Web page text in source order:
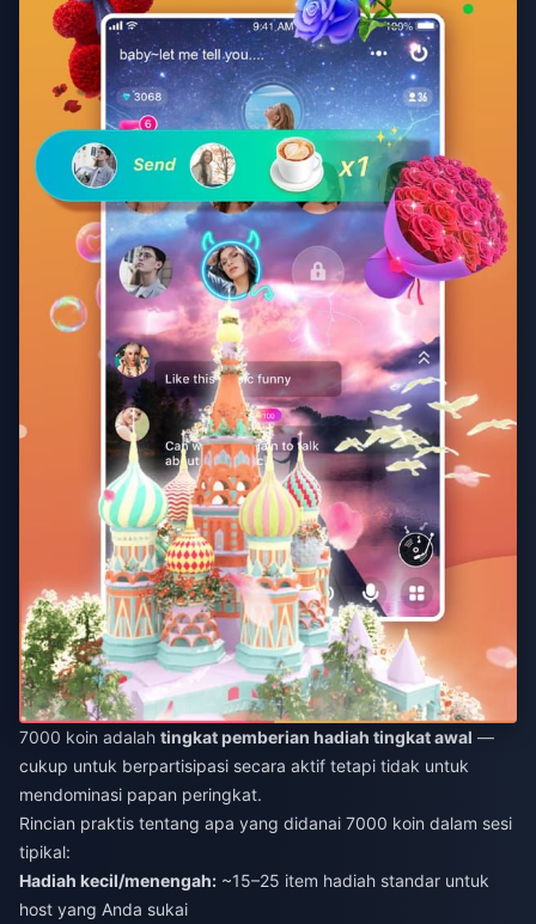
7000 koin adalah tingkat pemberian hadiah tingkat awal —
cukup untuk berpartisipasi secara aktif tetapi tidak untuk
mendominasi papan peringkat.
Rincian praktis tentang apa yang didanai 7000 koin dalam sesi
tipikal:
Hadiah kecil/menengah: ~15–25 item hadiah standar untuk
host yang Anda sukai